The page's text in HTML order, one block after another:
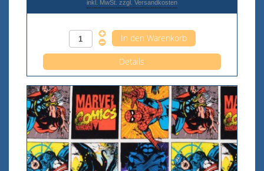
inkl. MwSt. zzgl. Versandkosten
Details